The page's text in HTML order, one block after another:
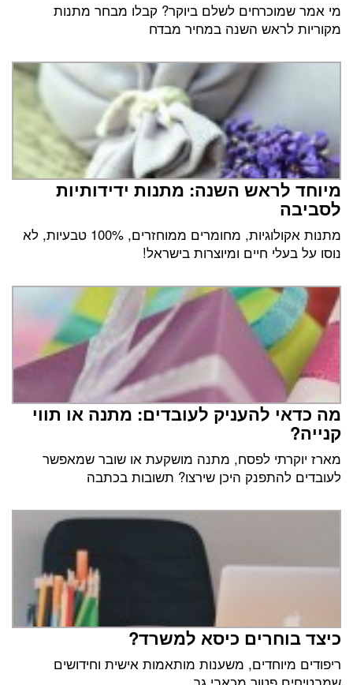
מי אמר שמוכרחים לשלם ביוקר? קבלו מבחר מתנות
מקוריות לראש השנה במחיר מבדח
מיוחד לראש השנה: מתנות ידידותיות
לסביבה
מתנות אקולוגיות, מחומרים ממוחזרים, 100% טבעיות, לא
נוסו על בעלי חיים ומיוצרות בישראל!
מה כדאי להעניק לעובדים: מתנה או תווי
קנייה?
מארז יוקרתי לפסח, מתנה מושקעת או שובר שמאפשר
לעובדים להתפנק היכן שירצו? תשובות בכתבה
כיצד בוחרים כיסא למשרד?
ריפודים מיוחדים, משענות מותאמות אישית וחידושים